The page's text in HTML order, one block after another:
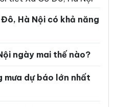
Phường Yên Nghĩa
Xã Bất Bạt
Xã Bình Minh
Hà Nội có khả năng
ngày mai thế nào?
mưa dự báo lớn nhất